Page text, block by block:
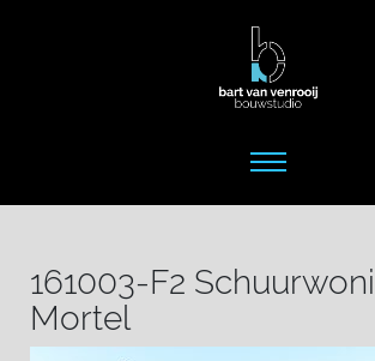
161003-F2
Mortel